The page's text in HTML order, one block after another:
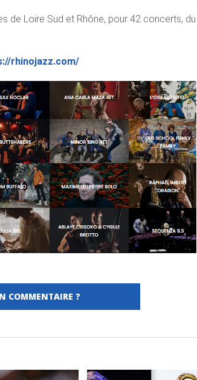
de Loire Sud et Rhône, pour 42 concerts, du
rhinojazz.com/
COMMENTAIRE ?